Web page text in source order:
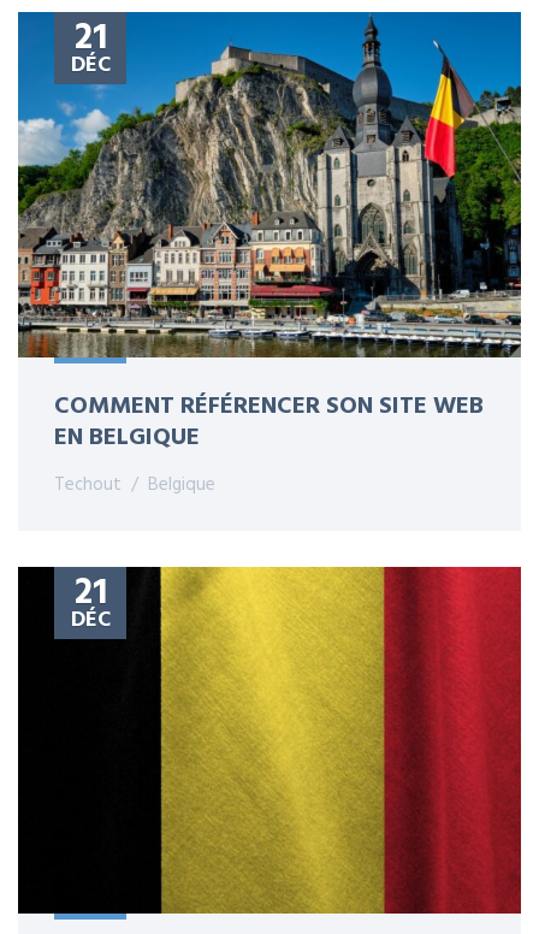
21
DÉC
COMMENT RÉFÉRENCER SON SITE WEB
EN BELGIQUE
Techout Belgique
21
DÉC